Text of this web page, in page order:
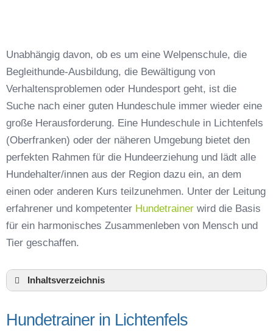
Unabhängig davon, ob es um eine Welpenschule, die
Begleithunde-Ausbildung, die Bewältigung von
Verhaltensproblemen oder Hundesport geht, ist die
Suche nach einer guten Hundeschule immer wieder eine
große Herausforderung. Eine Hundeschule in Lichtenfels
(Oberfranken) oder der näheren Umgebung bietet den
perfekten Rahmen für die Hundeerziehung und lädt alle
Hundehalter/innen aus der Region dazu ein, an dem
einen oder anderen Kurs teilzunehmen. Unter der Leitung
erfahrener und kompetenter Hundetrainer wird die Basis
für ein harmonisches Zusammenleben von Mensch und
Tier geschaffen.
Inhaltsverzeichnis
Umgebung
Hundetrainer in Lichtenfels